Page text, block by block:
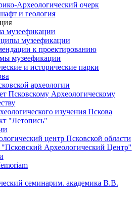
Археологический очерк
и геология
музеефикации
музеефикации
к проектированию
музеефикации
и исторические парки
археологии
Псковскому Археологическому
изучения Пскова
"Летопись"
центр Псковской области
Археологический Центр"
семинарим. академика В.В.